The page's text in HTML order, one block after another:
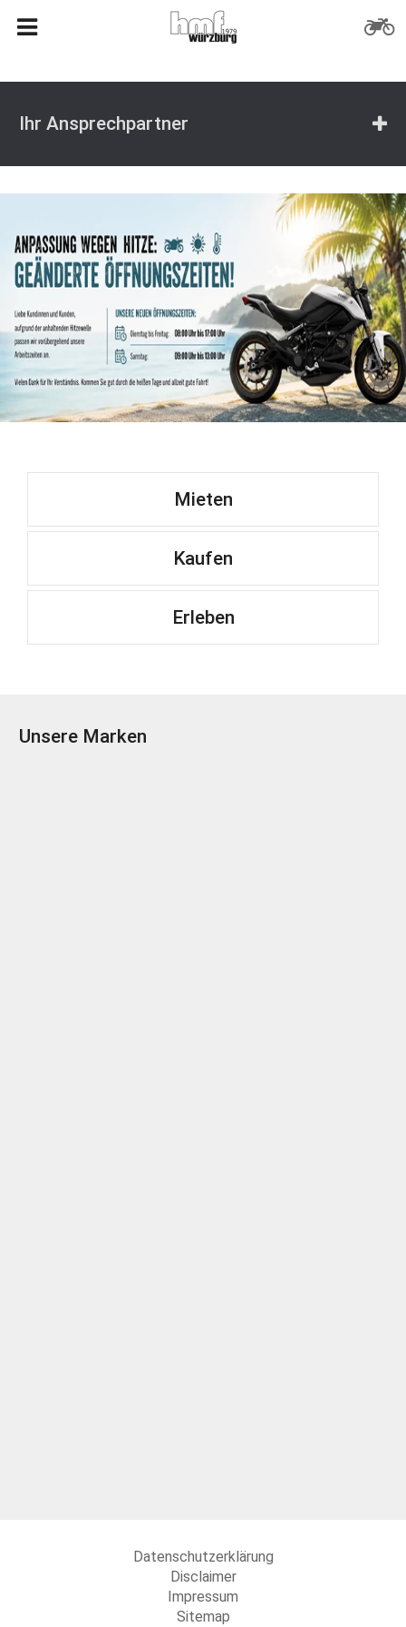
Ihr Ansprechpartner
Mieten
Kaufen
Erleben
Unsere Marken
Datenschutzerklärung
Disclaimer
Impressum
Sitemap